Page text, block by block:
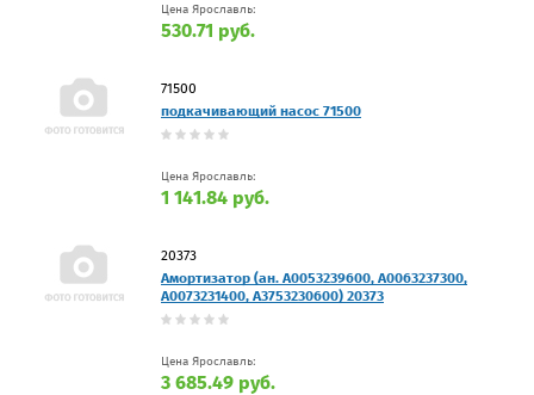
Цена Ярославль:
530.71 руб.
71500
подкачивающий насос 71500
Цена Ярославль:
1 141.84 руб.
20373
Амортизатор (ан. A0053239600, A0063237300,
A0073231400, A3753230600) 20373
Цена Ярославль:
3 685.49 руб.